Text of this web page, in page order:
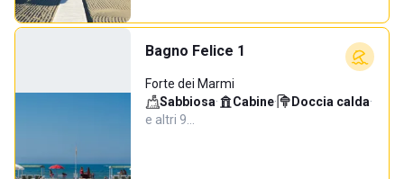
Bagno Felice 1
Forte dei Marmi
Sabbiosa· Cabine· Doccia calda·
e altri 9…